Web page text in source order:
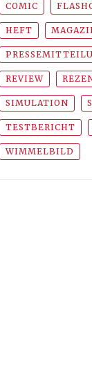
COMIC
HEFT
REVIEW
SIMULATION
TESTBERICHT
WIMMELBILD